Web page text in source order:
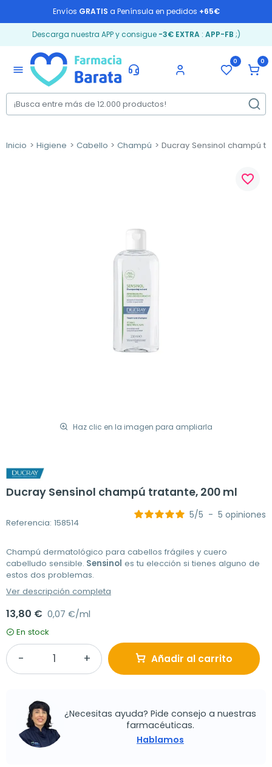
Envíos GRATIS a Península en pedidos +65€
Descarga nuestra APP y consigue -3€ EXTRA: APP-FB ;)
menu
0 0
Inicio Higiene Cabello Champú Ducray Sensinol champú
Haz clic en la imagen para ampliarla
favorite_border
Ducray Sensinol champú tratante, 200 ml
Referencia: 158514
5/5 - 5 opiniones
Champú dermatológico para cabellos frágiles y cuero
cabelludo sensible. Sensinol es tu elección si tienes alguno de
estos dos problemas.
Ver descripción completa
13,80 € 0,07 €/ml
En stock
Añadir al carrito
¿Necesitas ayuda? Pide consejo a nuestras
farmacéuticas.
Hablamos